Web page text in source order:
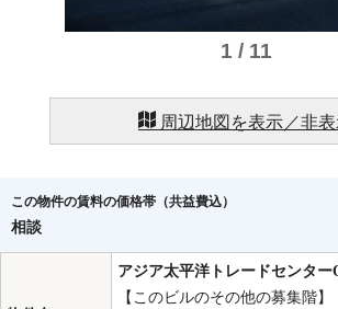
1 / 11
周辺地図を表示／非
この物件の賃料の価格帯（共益費込）
相談
アジア太平洋トレードセンター
【このビルのその他の募集階】